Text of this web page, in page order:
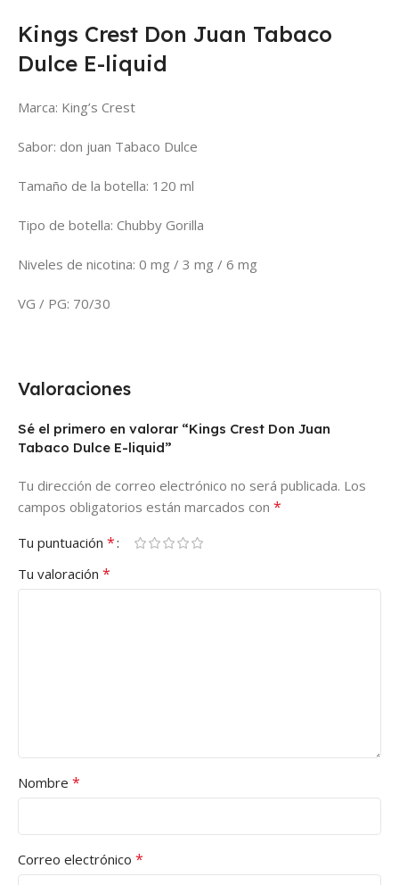
Kings Crest Don Juan Tabaco
Dulce E-liquid
Marca: King’s Crest
Sabor: don juan Tabaco Dulce
Tamaño de la botella: 120 ml
Tipo de botella: Chubby Gorilla
Niveles de nicotina: 0 mg / 3 mg / 6 mg
VG / PG: 70/30
Valoraciones
Sé el primero en valorar “Kings Crest Don Juan
Tabaco Dulce E-liquid”
Tu dirección de correo electrónico no será publicada. Los
campos obligatorios están marcados con *
Tu puntuación *
Tu valoración *
Nombre *
Correo electrónico *